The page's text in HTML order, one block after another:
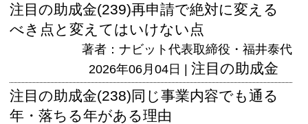
注目の助成金(239)再申請で絶対に変える
べき点と変えてはいけない点
著者：ナビット代表取締役・福井泰代
2026年06月04日 | 注目の助成金
注目の助成金(238)同じ事業内容でも通る
年・落ちる年がある理由